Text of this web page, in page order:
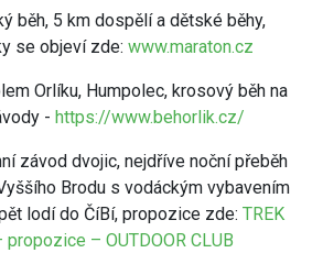
běh, 5 km dospělí a dětské běhy,
se objeví zde: www.maraton.cz
Orlíku, Humpolec, krosový běh na
- https://www.behorlik.cz/
závod dvojic, nejdříve noční přeběh
Brodu s vodáckým vybavením
lodí do ČíBí, propozice zde: TREK
– OUTDOOR CLUB